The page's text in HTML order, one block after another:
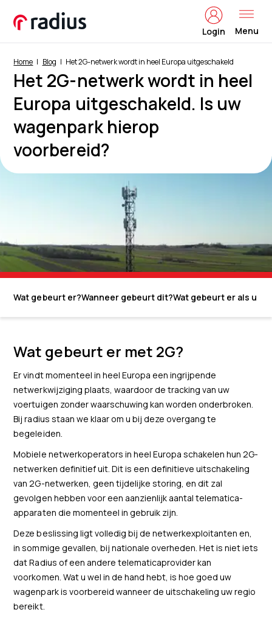
Login Menu
Home Blog Het 2G-netwerk wordt in heel Europa uitgeschakeld
Het 2G-netwerk wordt in heel
Europa uitgeschakeld. Is uw
wagenpark hierop
voorbereid?
Wat gebeurt er?Wanneer gebeurt dit?Wat gebeurt er als u
Wat gebeurt er met 2G?
Er vindt momenteel in heel Europa een ingrijpende
netwerkwijziging plaats, waardoor de tracking van uw
voertuigen zonder waarschuwing kan worden onderbroken.
Bij radius staan we klaar om u bij deze overgang te
begeleiden.
Mobiele netwerkoperators in heel Europa schakelen hun 2G-
netwerken definitief uit. Dit is een definitieve uitschakeling
van 2G-netwerken, geen tijdelijke storing, en dit zal
gevolgen hebben voor een aanzienlijk aantal telematica-
apparaten die momenteel in gebruik zijn.
Deze beslissing ligt volledig bij de netwerkexploitanten en,
in sommige gevallen, bij nationale overheden. Het is niet iets
dat Radius of een andere telematicaprovider kan
voorkomen. Wat u wel in de hand hebt, is hoe goed uw
wagenpark is voorbereid wanneer de uitschakeling uw regio
bereikt.